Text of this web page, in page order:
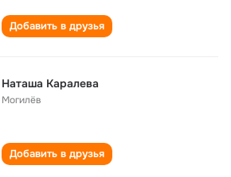
Добавить в друзья
Наташа Каралева
Могилёв
Добавить в друзья